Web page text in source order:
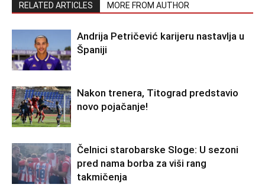
RELATED ARTICLES MORE FROM AUTHOR
Andrija Petričević karijeru nastavlja u
Španiji
Nakon trenera, Titograd predstavio
novo pojačanje!
Čelnici starobarske Sloge: U sezoni
pred nama borba za viši rang
takmičenja